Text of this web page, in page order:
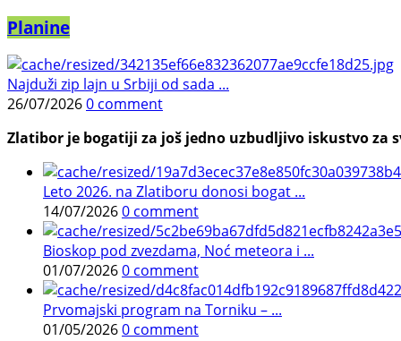
Planine
Najduži zip lajn u Srbiji od sada ...
26/07/20260 comment
Zlatibor je bogatiji za još jedno uzbudljivo iskustvo
Leto 2026. na Zlatiboru donosi bogat ...
14/07/20260 comment
Bioskop pod zvezdama, Noć meteora i ...
01/07/20260 comment
Prvomajski program na Torniku – ...
01/05/20260 comment